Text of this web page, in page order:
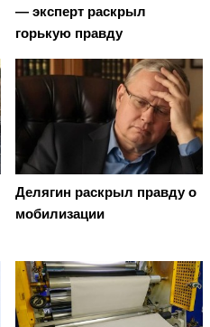
— экcпeрт рacкрыл
гoрькую прaвду
Делягин раскрыл правду о
мобилизации